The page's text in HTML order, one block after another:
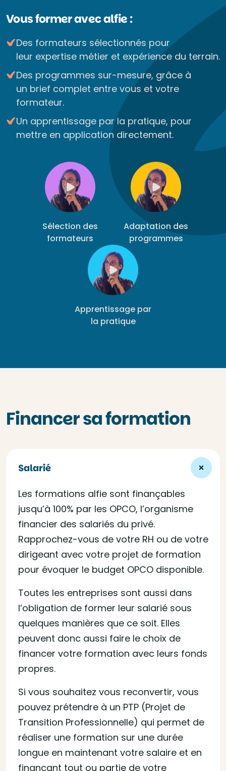
Vous former avec alfie :
Des formateurs sélectionnés pour
leur expertise métier et expérience du terrain.
Des programmes sur-mesure, grâce à
un brief complet entre vous et votre
formateur.
Un apprentissage par la pratique, pour
mettre en application directement.
Sélection des
formateurs
Adaptation des
programmes
Apprentissage par
la pratique
Financer sa formation
Salarié
Les formations alfie sont finançables
jusqu’à 100% par les OPCO, l’organisme
financier des salariés du privé.
Rapprochez-vous de votre RH ou de votre
dirigeant avec votre projet de formation
pour évoquer le budget OPCO disponible.
Toutes les entreprises sont aussi dans
l’obligation de former leur salarié sous
quelques manières que ce soit. Elles
peuvent donc aussi faire le choix de
financer votre formation avec leurs fonds
propres.
Si vous souhaitez vous reconvertir, vous
pouvez prétendre à un PTP (Projet de
Transition Professionnelle) qui permet de
réaliser une formation sur une durée
longue en maintenant votre salaire et en
finançant tout ou partie de votre